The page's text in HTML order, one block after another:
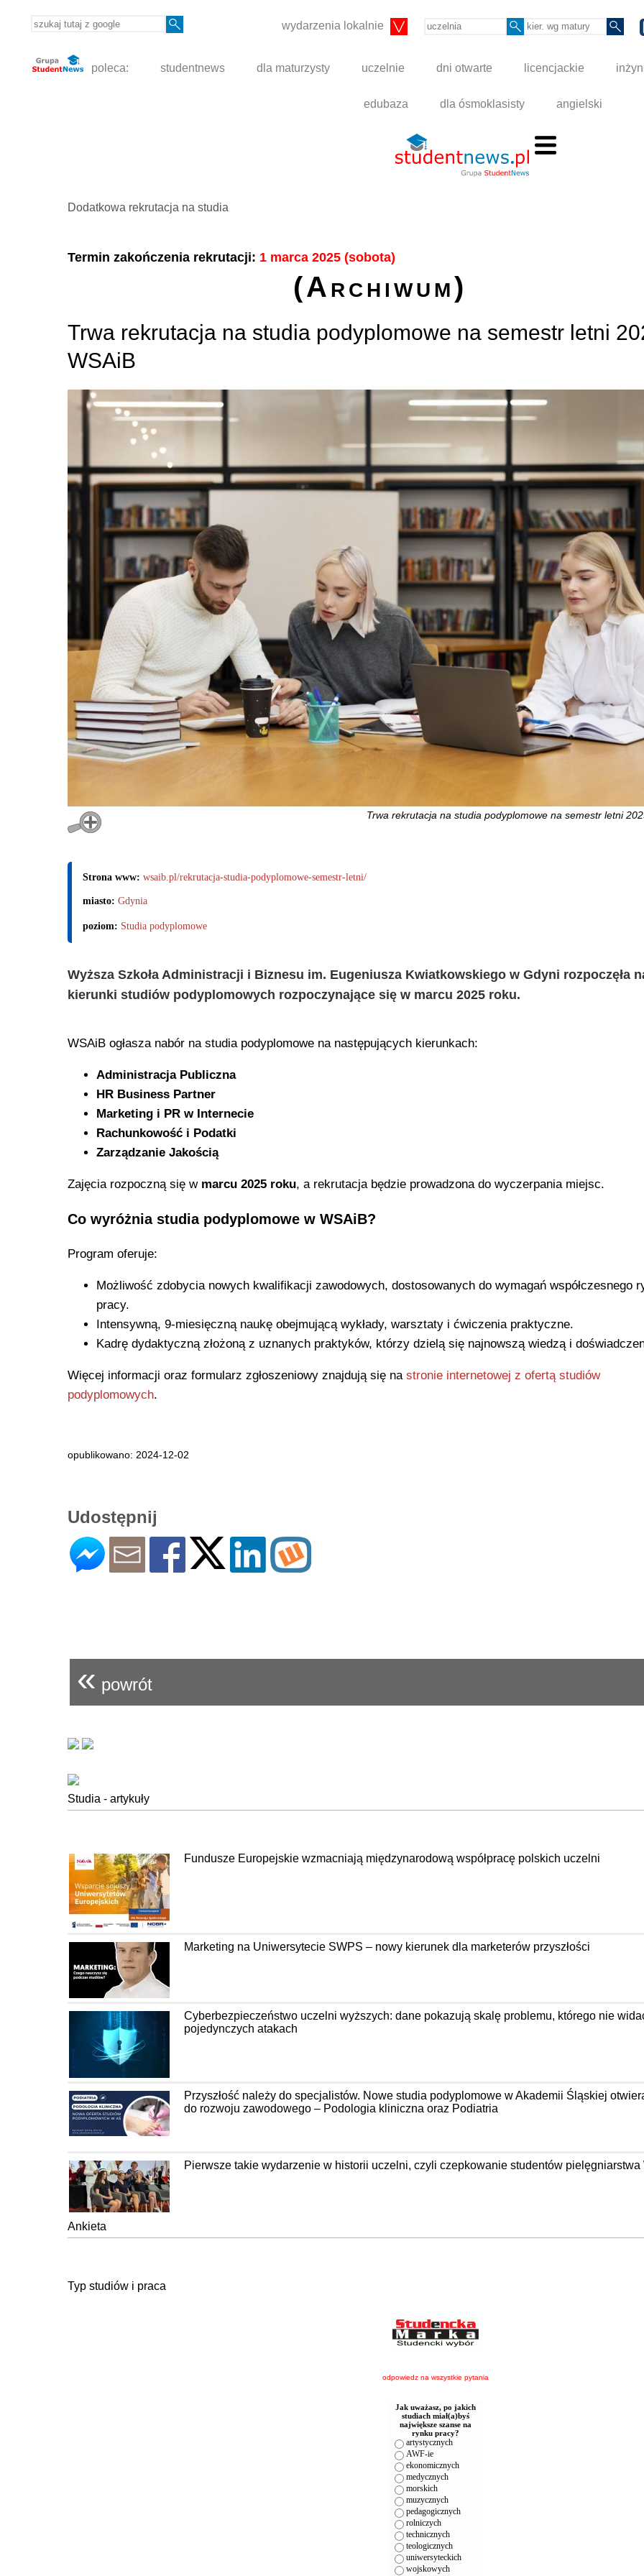
wydarzenia lokalnie
poleca: studentnews dla maturzysty uczelnie dni otwarte licencjackie
edubaza dla ósmoklasisty angielski
Dodatkowa rekrutacja na studia
Termin zakończenia rekrutacji: 1 marca 2025 (sobota)
(Archiwum)
Trwa rekrutacja na studia podyplomowe na semestr letni
WSAiB
Trwa rekrutacja na studia podyplomowe na semestr letni
Strona www: wsaib.pl/rekrutacja-studia-podyplomowe-semestr-letni/
miasto: Gdynia
poziom: Studia podyplomowe
Wyższa Szkoła Administracji i Biznesu im. Eugeniusza Kwiatkowskiego w Gdyni rozpoczęła
kierunki studiów podyplomowych rozpoczynające się w marcu 2025 roku.
WSAiB ogłasza nabór na studia podyplomowe na następujących kierunkach:
Administracja Publiczna
HR Business Partner
Marketing i PR w Internecie
Rachunkowość i Podatki
Zarządzanie Jakością
Zajęcia rozpoczną się w marcu 2025 roku, a rekrutacja będzie prowadzona do wyczerpania miejsc.
Co wyróżnia studia podyplomowe w WSAiB?
Program oferuje:
Możliwość zdobycia nowych kwalifikacji zawodowych, dostosowanych do wymagań współczesnego
pracy.
Intensywną, 9-miesięczną naukę obejmującą wykłady, warsztaty i ćwiczenia praktyczne.
Kadrę dydaktyczną złożoną z uznanych praktyków, którzy dzielą się najnowszą wiedzą i
Więcej informacji oraz formularz zgłoszeniowy znajdują się na stronie internetowej z ofertą studiów
podyplomowych.
opublikowano: 2024-12-02
Udostępnij
« powrót
Studia - artykuły
Fundusze Europejskie wzmacniają międzynarodową współpracę polskich uczelni
Marketing na Uniwersytecie SWPS – nowy kierunek dla marketerów przyszłości
Cyberbezpieczeństwo uczelni wyższych: dane pokazują skalę problemu, którego nie
pojedynczych atakach
Przyszłość należy do specjalistów. Nowe studia podyplomowe w Akademii Śląskiej
do rozwoju zawodowego – Podologia kliniczna oraz Podiatria
Pierwsze takie wydarzenie w historii uczelni, czyli czepkowanie studentów pielęgniarstwa
Ankieta
Typ studiów i praca
odpowiedz na wszystkie pytania